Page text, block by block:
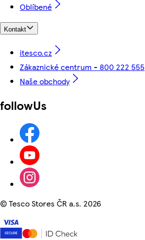
Oblíbené
Kontakt
itesco.cz
Zákaznické centrum - 800 222 555
Naše obchody
followUs
©Tesco Stores ČR a.s. 2026